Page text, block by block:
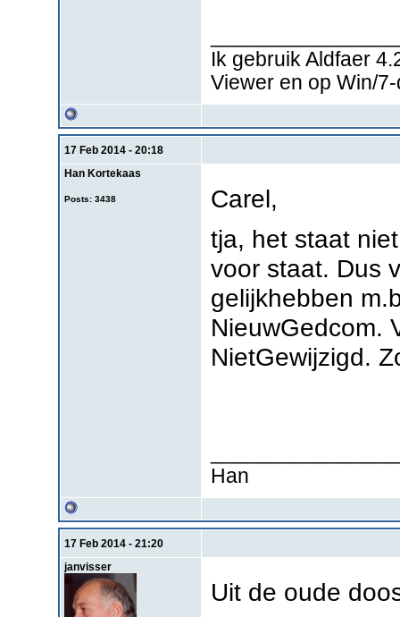
Ik gebruik Aldfaer
Viewer en op Win/
17 Feb 2014 - 20:18
Han Kortekaas
Posts: 3438
Carel,
tja, het staat
voor staat. Dus
gelijkhebben
NieuwGedcom.
NietGewijzigd.
Han
17 Feb 2014 - 21:20
janvisser
Uit de oude